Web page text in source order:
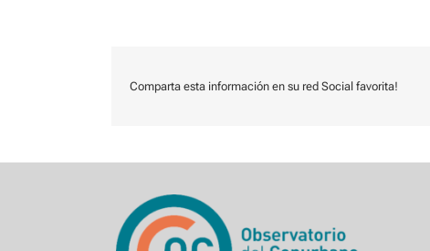
Comparta esta información en su red Social favorita!